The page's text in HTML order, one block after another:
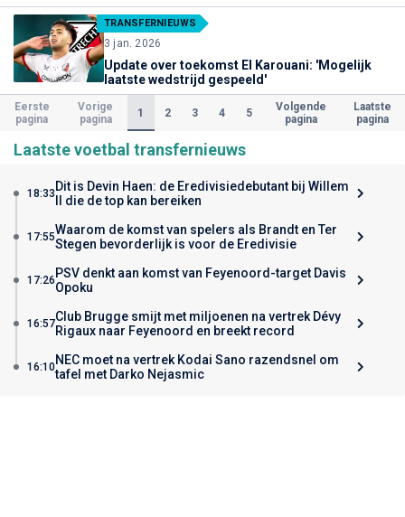
TRANSFERNIEUWS
3 jan. 2026
Update over toekomst El Karouani: 'Mogelijk
laatste wedstrijd gespeeld'
Eerste
pagina
Vorige
pagina
1 (Huidige)
2 3 4 5
Volgende
pagina
Laatste
pagina
Laatste voetbal transfernieuws
18:33 Dit is Devin Haen: de Eredivisiedebutant bij Willem
II die de top kan bereiken
17:55Waarom de komst van spelers als Brandt en Ter
Stegen bevorderlijk is voor de Eredivisie
17:26 PSV denkt aan komst van Feyenoord-target Davis
Opoku
16:57Club Brugge smijt met miljoenen na vertrek Dévy
Rigaux naar Feyenoord en breekt record
16:10NEC moet na vertrek Kodai Sano razendsnel om
tafel met Darko Nejasmic